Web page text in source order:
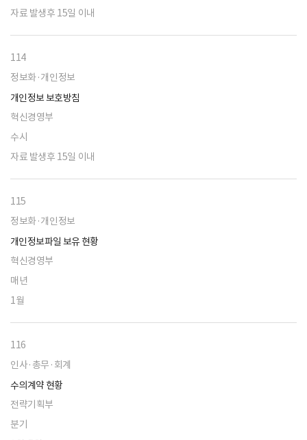
자료 발생후 15일 이내
114
정보화·개인정보
개인정보 보호방침
혁신경영부
수시
자료 발생후 15일 이내
115
정보화·개인정보
개인정보파일 보유 현황
혁신경영부
매년
1월
116
인사·총무·회계
수의계약 현황
전략기획부
분기